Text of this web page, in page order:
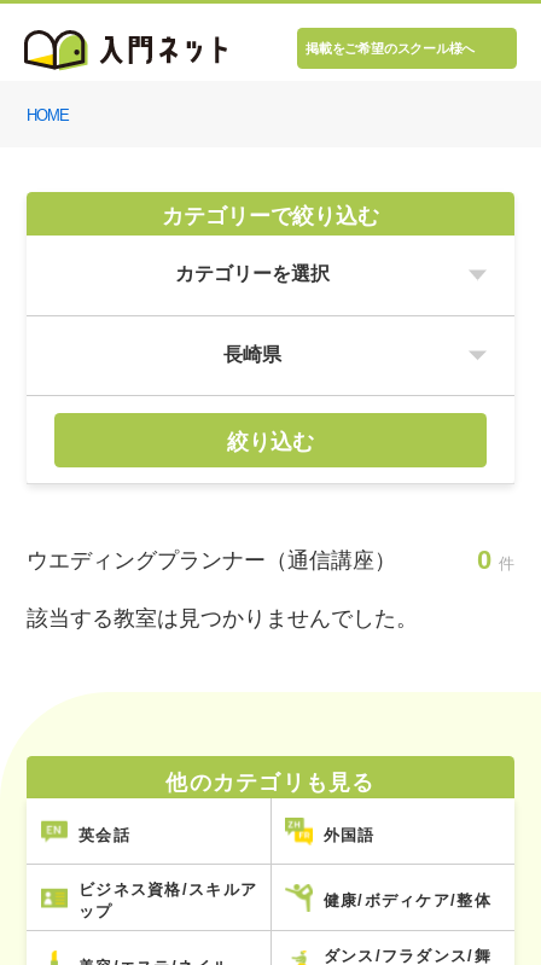
掲載をご希望のスクール様へ
HOME
カテゴリーで絞り込む
絞り込む
ウエディングプランナー（通信講座） 0 件
該当する教室は見つかりませんでした。
他のカテゴリも見る
英会話 外国語
ビジネス資格/スキルア
ップ
健康/ボディケア/整体
ダンス/フラダンス/舞